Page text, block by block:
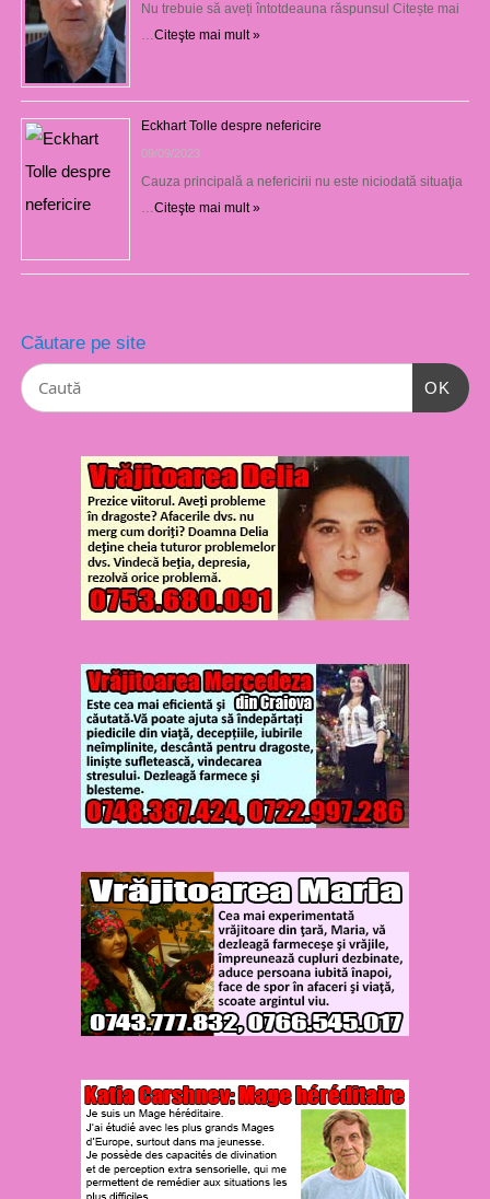
Nu trebuie să aveți întotdeauna răspunsul Citește mai
…Citeşte mai mult »
Eckhart Tolle despre nefericire
09/09/2023
Cauza principală a nefericirii nu este niciodată situaţia
…Citeşte mai mult »
Căutare pe site
OK